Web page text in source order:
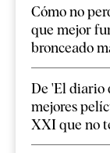
Cómo no
que mejor
bronceado
De 'El diario
mejores
XXI que no